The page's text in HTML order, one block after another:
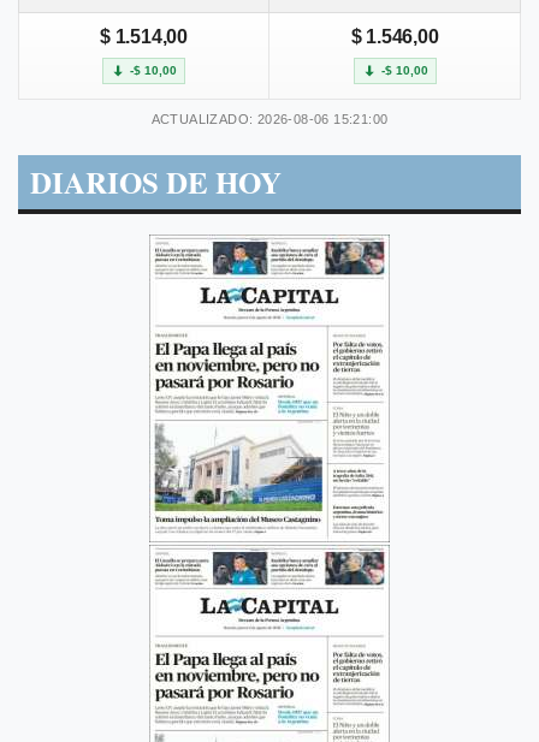
$ 1.514,00
-$ 10,00
$ 1.546,00
-$ 10,00
ACTUALIZADO: 2026-08-06 15:21:00
DIARIOS DE HOY